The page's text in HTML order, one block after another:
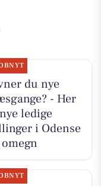
du nye
- Her
ledige
i Odense